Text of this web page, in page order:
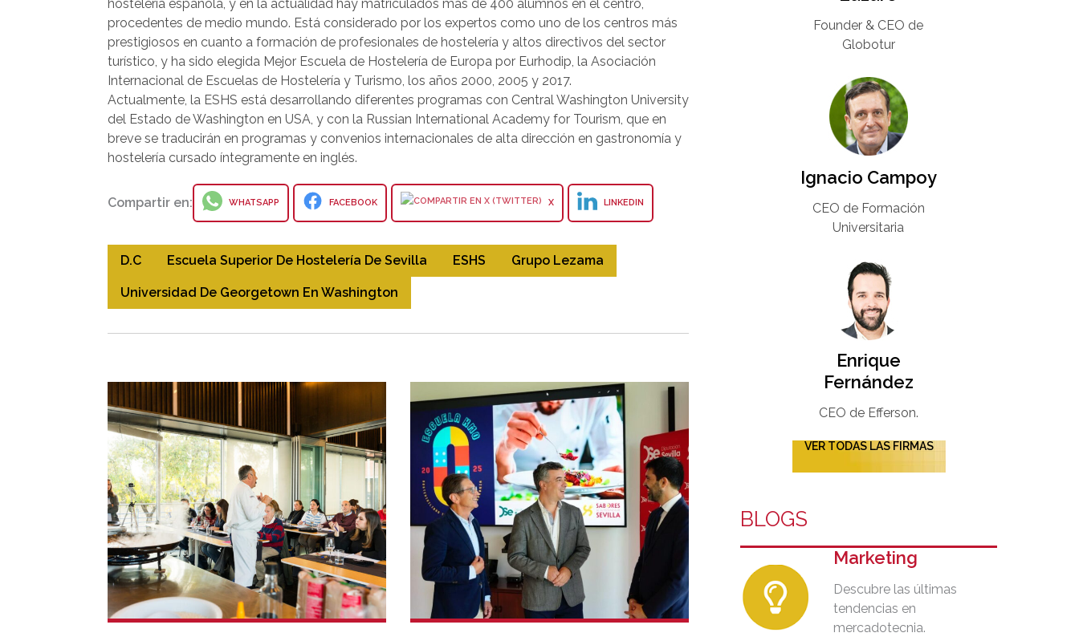
hostelería española, y en la actualidad hay matriculados más de 400 alumnos en el centro,
procedentes de medio mundo. Está considerado por los expertos como uno de los centros más
prestigiosos en cuanto a formación de profesionales de hostelería y altos directivos del sector
turístico, y ha sido elegida Mejor Escuela de Hostelería de Europa por Eurhodip, la Asociación
Internacional de Escuelas de Hostelería y Turismo, los años 2000, 2005 y 2017.
Actualmente, la ESHS está desarrollando diferentes programas con Central Washington University
del Estado de Washington en USA, y con la Russian International Academy for Tourism, que en
breve se traducirán en programas y convenios internacionales de alta dirección en gastronomía y
hostelería cursado íntegramente en inglés.
Compartir en: WHATSAPP FACEBOOK X LINKEDIN
D.C Escuela Superior De Hostelería De Sevilla ESHS Grupo Lezama
Universidad De Georgetown En Washington
Founder & CEO de
Globotur​
Ignacio Campoy​
CEO de Formación
Universitaria​
Enrique
Fernández
CEO de Efferson.
VER TODAS LAS FIRMAS
BLOGS
Marketing
Descubre las últimas
tendencias en
mercadotecnia.